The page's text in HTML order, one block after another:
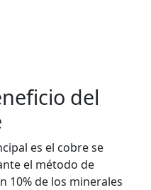
del
es el cobre se
el método de
10% de los minerales